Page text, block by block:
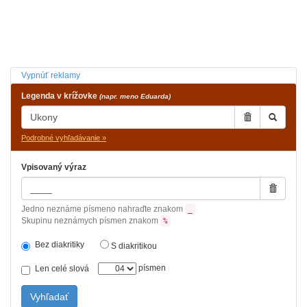
Vypnúť reklamy
Legenda v krížovke (napr. meno Eduarda)
Podrobné vyhľadávanie »
Vpisovaný výraz
Jedno neznáme písmeno nahraďte znakom
Skupinu neznámych písmen znakom %
Bez diakritiky S diakritikou
Len celé slová písmen
Vyhľadať